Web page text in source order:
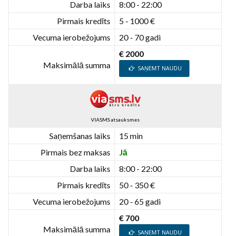
Darba laiks
8:00 - 22:00
Pirmais kredīts
5 - 1000 €
Vecuma ierobežojums
20 - 70 gadi
Maksimālā summa
€ 2000
SAŅEMT NAUDU
VIASMS atsauksmes
Saņemšanas laiks
15 min
Pirmais bez maksas
Jā
Darba laiks
8:00 - 22:00
Pirmais kredīts
50 - 350 €
Vecuma ierobežojums
20 - 65 gadi
Maksimālā summa
€ 700
SAŅEMT NAUDU